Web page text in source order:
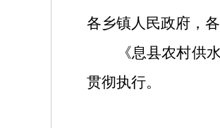
各乡镇人民政府，
《息县农村供
贯彻执行。